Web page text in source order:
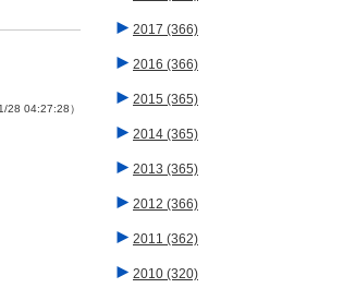
28 04:27:28）
► 2017 (366)
► 2016 (366)
► 2015 (365)
► 2014 (365)
► 2013 (365)
► 2012 (366)
► 2011 (362)
► 2010 (320)